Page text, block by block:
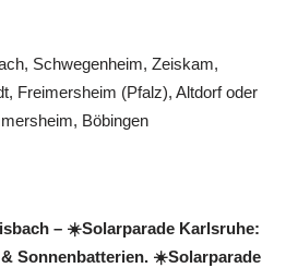
– ☀️Solarparade Karlsruhe:
& Sonnenbatterien. ☀️Solarparade